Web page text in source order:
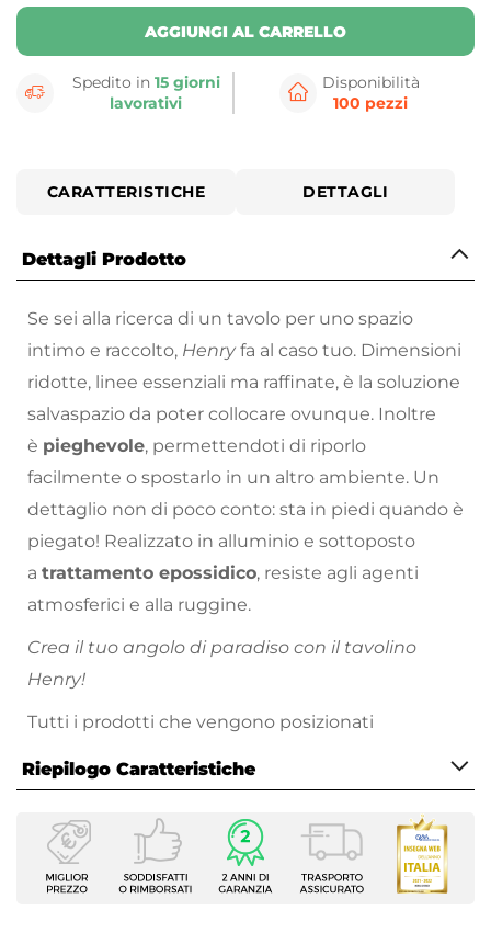
AGGIUNGI AL CARRELLO
Spedito in 15 giorni
lavorativi
Disponibilità
100 pezzi
CARATTERISTICHE DETTAGLI
Dettagli Prodotto
Se sei alla ricerca di un tavolo per uno spazio
intimo e raccolto, Henry fa al caso tuo. Dimensioni
ridotte, linee essenziali ma raffinate, è la soluzione
salvaspazio da poter collocare ovunque. Inoltre
è pieghevole, permettendoti di riporlo
facilmente o spostarlo in un altro ambiente. Un
dettaglio non di poco conto: sta in piedi quando è
piegato! Realizzato in alluminio e sottoposto
a trattamento epossidico, resiste agli agenti
atmosferici e alla ruggine.
Crea il tuo angolo di paradiso con il tavolino
Henry!
Tutti i prodotti che vengono posizionati
Proteggi semprei tuoi arredi da esterno nei
momenti di inutilizzo, evitando l’esposizione a
pioggia, raggi solari e intemperie. Metti l’arredo al
riparo sotto una copertura, oppure utilizza gli
Riepilogo Caratteristiche
Caratteristiche
Tipologia
Tavolo pieghevole